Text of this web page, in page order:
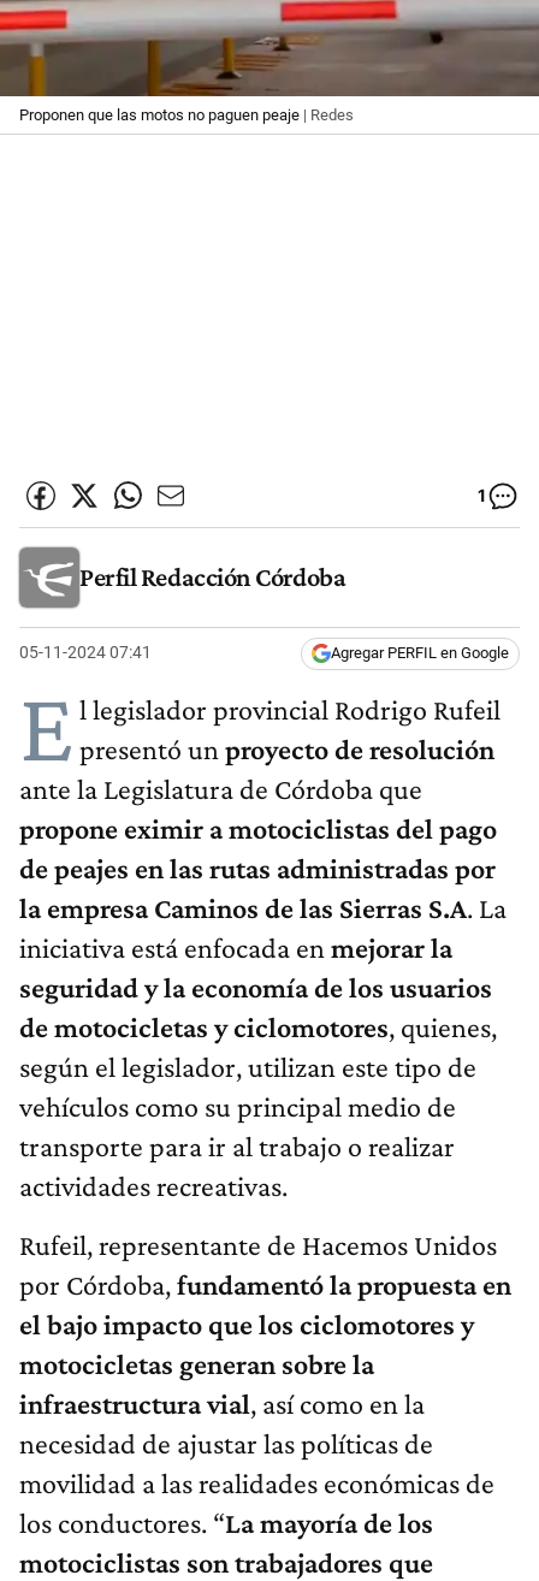
Proponen que las motos no paguen peaje | Redes
1
Perfil Redacción Córdoba
05-11-2024 07:41 Agregar PERFIL en Google
E l legislador provincial Rodrigo Rufeil
presentó un proyecto de resolución
ante la Legislatura de Córdoba que
propone eximir a motociclistas del pago
de peajes en las rutas administradas por
la empresa Caminos de las Sierras S.A. La
iniciativa está enfocada en mejorar la
seguridad y la economía de los usuarios
de motocicletas y ciclomotores, quienes,
según el legislador, utilizan este tipo de
vehículos como su principal medio de
transporte para ir al trabajo o realizar
actividades recreativas.
Rufeil, representante de Hacemos Unidos
por Córdoba,fundamentó la propuesta en
el bajo impacto que los ciclomotores y
motocicletas generan sobre la
infraestructura vial, así como en la
necesidad de ajustar las políticas de
movilidad a las realidades económicas de
los conductores. “La mayoría de los
motociclistas son trabajadores que